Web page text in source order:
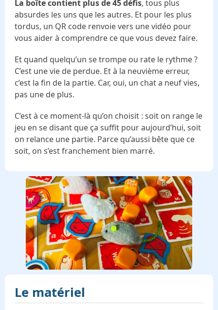
La boîte contient plus de 45 défis, tous plus
absurdes les uns que les autres. Et pour les plus
tordus, un QR code renvoie vers une vidéo pour
vous aider à comprendre ce que vous devez faire.
Et quand quelqu’un se trompe ou rate le rythme ?
C’est une vie de perdue. Et à la neuvième erreur,
c’est la fin de la partie. Car, oui, un chat a neuf vies,
pas une de plus.
C’est à ce moment-là qu’on choisit : soit on range le
jeu en se disant que ça suffit pour aujourd’hui, soit
on relance une partie. Parce qu’aussi bête que ce
soit, on s’est franchement bien marré.
Le matériel